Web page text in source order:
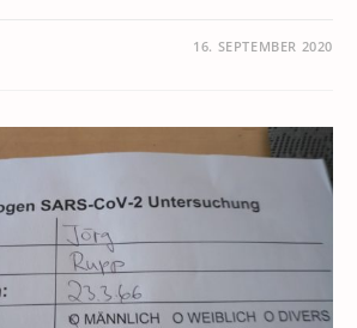
16. SEPTEMBER 2020